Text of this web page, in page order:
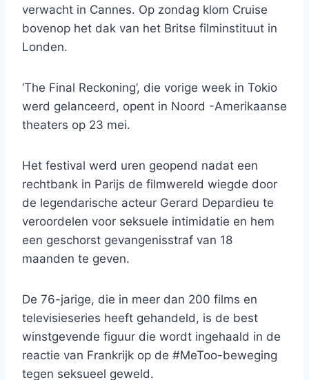
verwacht in Cannes. Op zondag klom Cruise
bovenop het dak van het Britse filminstituut in
Londen.
‘The Final Reckoning’, die vorige week in Tokio
werd gelanceerd, opent in Noord -Amerikaanse
theaters op 23 mei.
Het festival werd uren geopend nadat een
rechtbank in Parijs de filmwereld wiegde door
de legendarische acteur Gerard Depardieu te
veroordelen voor seksuele intimidatie en hem
een ​​geschorst gevangenisstraf van 18
maanden te geven.
De 76-jarige, die in meer dan 200 films en
televisieseries heeft gehandeld, is de best
winstgevende figuur die wordt ingehaald in de
reactie van Frankrijk op de #MeToo-beweging
tegen seksueel geweld.